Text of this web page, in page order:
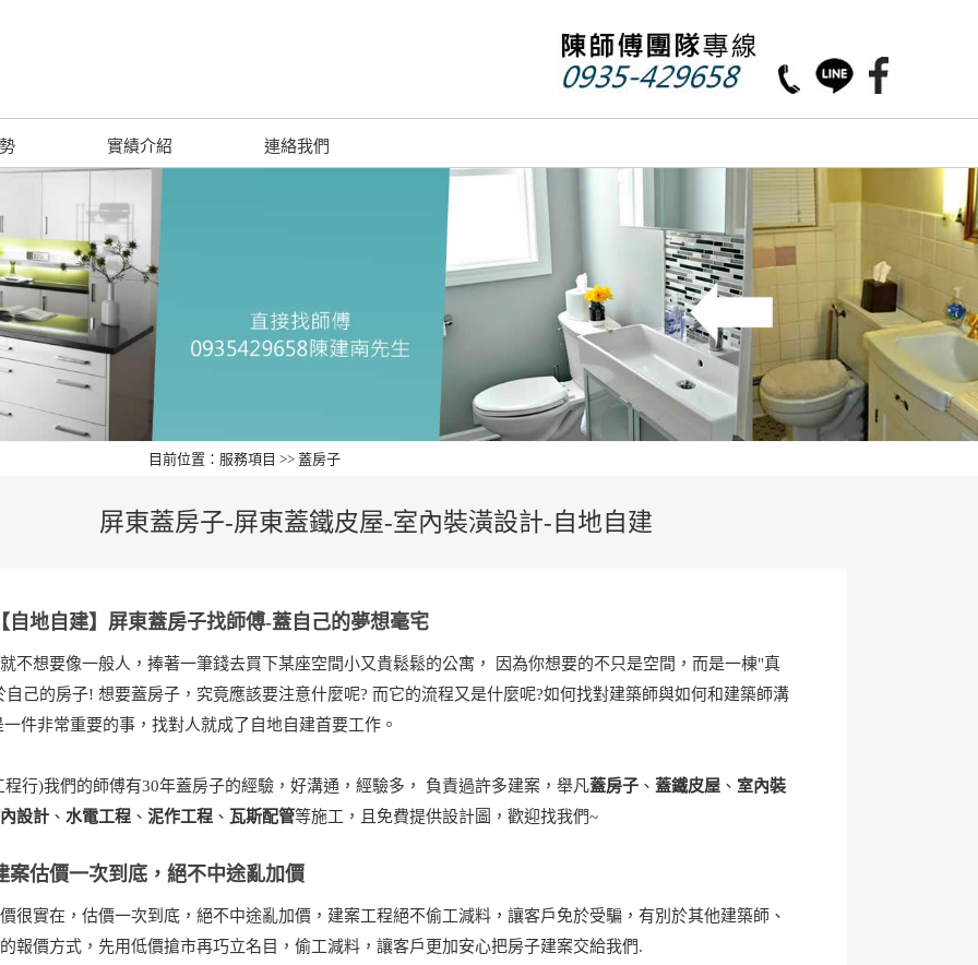
實績介紹 連絡我們
目前位置：服務項目 >> 蓋房子
屏東蓋房子-屏東蓋鐵皮屋-室內裝潢設計-自地自建
自地自建】屏東蓋房子找師傅-蓋自己的夢想毫宅
不想要像一般人，捧著一筆錢去買下某座空間小又貴鬆鬆的公寓， 因為你想要的不只是空間，而是一棟"真
自己的房子! 想要蓋房子，究竟應該要注意什麼呢? 而它的流程又是什麼呢?如何找對建築師與如何和建築師溝
一件非常重要的事，找對人就成了自地自建首要工作。
程行)我們的師傅有30年蓋房子的經驗，好溝通，經驗多， 負責過許多建案，舉凡蓋房子 、 蓋鐵皮屋 、 室內裝
設計 、 水電工程 、泥作工程 、 瓦斯配管等施工，且免費提供設計圖，歡迎找我們~
案估價一次到底，絕不中途亂加價
很實在，估價一次到底，絕不中途亂加價，建案工程絕不偷工減料，讓客戶免於受騙，有別於其他建築師、
報價方式，先用低價搶市再巧立名目，偷工減料，讓客戶更加安心把房子建案交給我們.